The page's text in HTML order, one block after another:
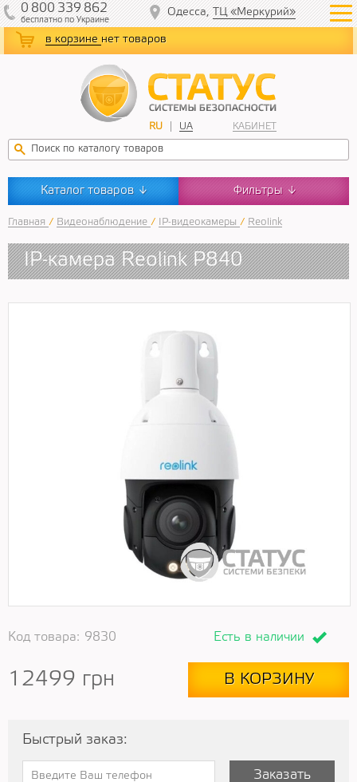
в корзине нет товаров
RU UA КАБИНЕТ
0 800 339 862
бесплатнопо Украине
Одесса, ТЦ «Меркурий»
Каталог товаров ↓ Фильтры ↓
Главная / Видеонаблюдение / IP-видеокамеры / Reolink
IP-камера Reolink P840
Код товара: 9830 Есть в наличии
12499 грн В КОРЗИНУ
Быстрый заказ:
Заказать